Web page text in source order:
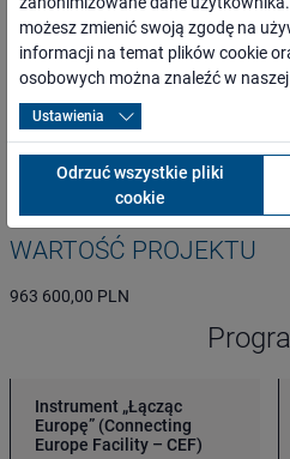
ogół społeczeństwa, mieszkańcy
oraz całego regionu,
osoby o ograniczonej możliwości
przewoźnicy oraz inni kontrahenci,
media lokalne, regionalne,
administracja rządowa i
organizacje pozarządowe.
WARTOŚĆ PROJEKTU
963 600,00 PLN
Instrument „Łącząc
Europę” (Connecting
Europe Facility – CEF)
możesz zmienić swoją zgodę na
informacji na temat plików cookie
osobowych można znaleźć w naszej
Ustawienia
Odrzuć wszystkie pliki
cookie